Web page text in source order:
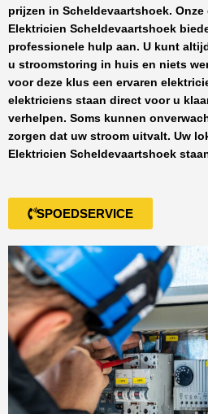
prijzen in Scheldevaartshoek.
Elektricien Scheldevaartshoek
professionele hulp aan. U kunt
u stroomstoring in huis en niets
voor deze klus een ervaren
elektriciens staan direct voor u
verhelpen. Soms kunnen
zorgen dat uw stroom uitvalt. Uw
Elektricien Scheldevaartshoek
SPOEDSERVICE